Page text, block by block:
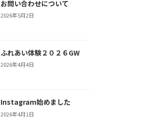
お問い合わせについて
2026年5月2日
ふれあい体験２０２６GW
2026年4月4日
Instagram始めました
2026年4月1日